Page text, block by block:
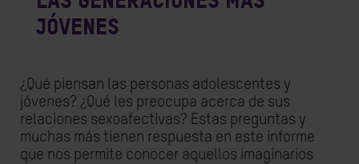
jóvenes
¿Qué piensan las personas adolescentes y
jóvenes? ¿Qué les preocupa acerca de sus
relaciones sexoafectivas? Estas preguntas y
muchas más tienen respuesta en este informe
que nos permite conocer aquellos imaginarios